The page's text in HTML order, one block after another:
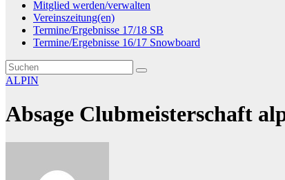
Mitglied werden/verwalten
Vereinszeitung(en)
Termine/Ergebnisse 17/18 SB
Termine/Ergebnisse 16/17 Snowboard
ALPIN
Absage Clubmeisterschaft